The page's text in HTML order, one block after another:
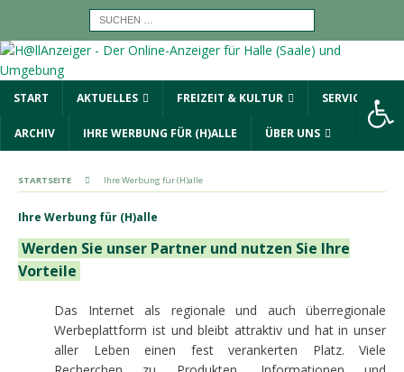
START AKTUELLES FREIZEIT & KULTUR SERVICE
ARCHIV IHRE WERBUNG FÜR (H)ALLE ÜBER UNS
STARTSEITE Ihre Werbung für (H)alle
Ihre Werbung für (H)alle
Werden Sie unser Partner und nutzen Sie Ihre
Vorteile
Das Internet als regionale und auch überregionale
Werbeplattform ist und bleibt attraktiv und hat in unser
aller Leben einen fest verankerten Platz. Viele
Werkzeugleiste öffnen